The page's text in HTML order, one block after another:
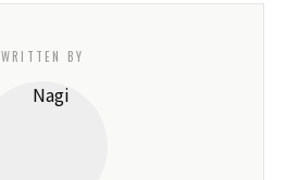
WRITTEN BY